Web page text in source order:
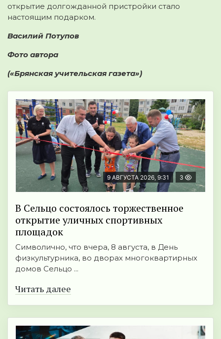
открытие долгожданной пристройки стало
настоящим подарком.
Василий Потупов
Фото автора
(«Брянская учительская газета»)
9 АВГУСТА 2026, 9:31 3
В Сельцо состоялось торжественное
открытие уличных спортивных
площадок
Символично, что вчера, 8 августа, в День
физкультурника, во дворах многоквартирных
домов Сельцо ...
Читать далее